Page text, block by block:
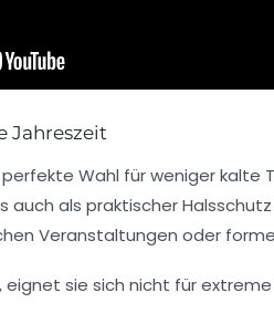
Jahreszeit
Wahl für weniger
auch als praktischer
Veranstaltungen oder
eignet sie sich nicht für